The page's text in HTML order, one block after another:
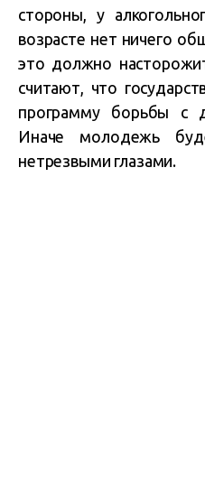
стороны, у
возрасте нет ничего
это должно
считают, что
программу борьбы с
Иначе молодежь
нетрезвыми глазами.